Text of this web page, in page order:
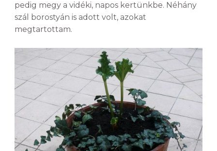
pedig megy a vidéki, napos kertünkbe. Néhány
szál borostyán is adott volt, azokat
megtartottam.